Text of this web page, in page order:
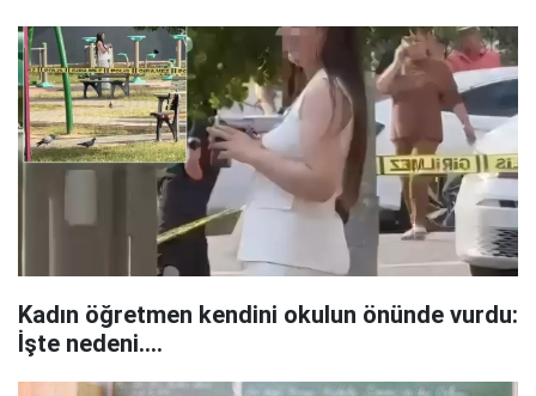
Kadın öğretmen kendini okulun önünde vurdu:
İşte nedeni....